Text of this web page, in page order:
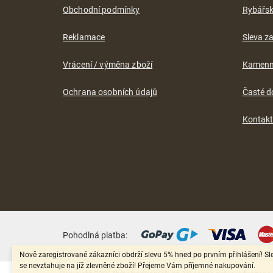
Nově zaregistrované zákazníci obdrží slevu 5% hned po prvním přihlášení!
se nevztahuje na jíž zlevněné zboží! Přejeme Vám příjemné nakupování.
Obchodní podmínky
Reklamace
Vrácení / výměna zboží
Ochrana osobních údajů
Sleva
Časté
Pohodlná platba: